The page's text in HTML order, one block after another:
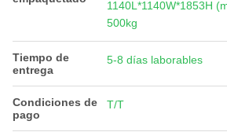
1140L*1140W*1853H
500kg
Tiempo de
entrega
5-8 días laborables
Condiciones de
pago
T/T